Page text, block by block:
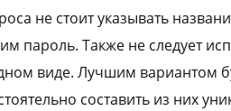
не стоит указывать
пароль. Также не следует
виде. Лучшим вариантом
составить из них